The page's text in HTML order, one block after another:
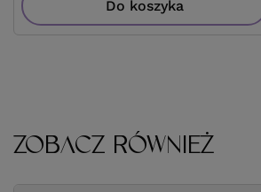
Do koszyka
ZOBACZ RÓWNIEŻ